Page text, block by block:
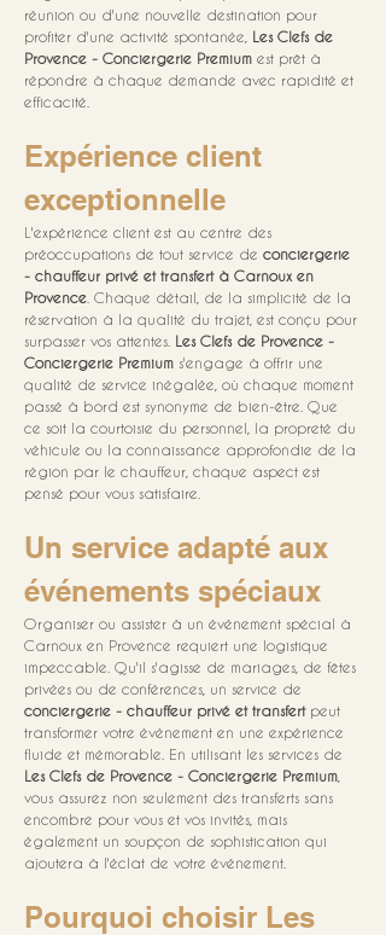
réunion ou d'une nouvelle destination pour
profiter d'une activité spontanée, Les Clefs de
Provence - Conciergerie Premium est prêt à
répondre à chaque demande avec rapidité et
efficacité.
Expérience client
exceptionnelle
L'expérience client est au centre des
préoccupations de tout service de conciergerie
- chauffeur privé et transfert à Carnoux en
Provence . Chaque détail, de la simplicité de la
réservation à la qualité du trajet, est conçu pour
surpasser vos attentes. Les Clefs de Provence -
Conciergerie Premium s'engage à offrir une
qualité de service inégalée, où chaque moment
passé à bord est synonyme de bien-être. Que
ce soit la courtoisie du personnel, la propreté du
véhicule ou la connaissance approfondie de la
région par le chauffeur, chaque aspect est
pensé pour vous satisfaire.
Un service adapté aux
événements spéciaux
Organiser ou assister à un événement spécial à
Carnoux en Provence requiert une logistique
impeccable. Qu'il s'agisse de mariages, de fêtes
privées ou de conférences, un service de
conciergerie - chauffeur privé et transfert peut
transformer votre événement en une expérience
fluide et mémorable. En utilisant les services de
Les Clefs de Provence - Conciergerie Premium
vous assurez non seulement des transferts sans
encombre pour vous et vos invités, mais
également un soupçon de sophistication qui
ajoutera à l'éclat de votre événement.
Pourquoi choisir Les